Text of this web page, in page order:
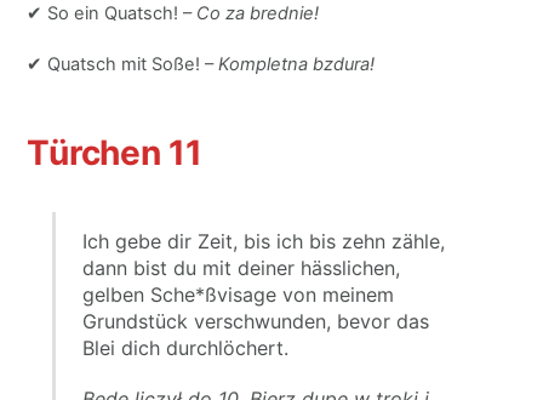
✔ So ein Quatsch! – Co za brednie!
✔ Quatsch mit Soße! –Kompletna bzdura!
Türchen 11
Ich gebe dir Zeit, bis ich bis zehn zähle,
dann bist du mit deiner hässlichen,
gelben Sche*ßvisage von meinem
Grundstück verschwunden, bevor das
Blei dich durchlöchert.